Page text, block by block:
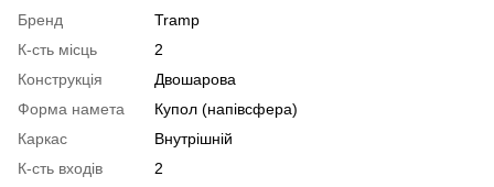
Бренд
Tramp
К-сть місць
2
Конструкція
Двошарова
Форма намета
Купол (напівсфера)
Каркас
Внутрішній
К-сть входів
2